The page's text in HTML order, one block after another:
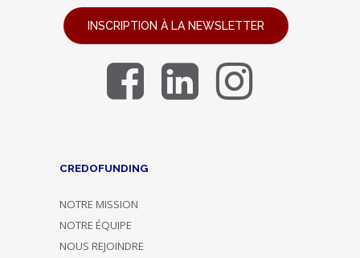
INSCRIPTION À LA NEWSLETTER
CREDOFUNDING
NOTRE MISSION
NOTRE ÉQUIPE
NOUS REJOINDRE